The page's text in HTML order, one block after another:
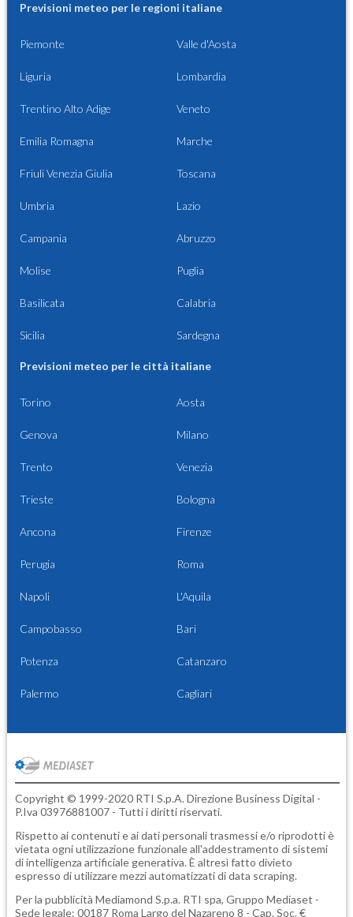
Previsioni meteo per le regioni italiane
Piemonte Valle d'Aosta
Liguria Lombardia
Trentino Alto Adige Veneto
Emilia Romagna Marche
Friuli Venezia Giulia Toscana
Umbria Lazio
Campania Abruzzo
Molise Puglia
Basilicata Calabria
Sicilia Sardegna
Previsioni meteo per le città italiane
Torino Aosta
Genova Milano
Trento Venezia
Trieste Bologna
Ancona Firenze
Perugia Roma
Napoli L'Aquila
Campobasso Bari
Potenza Catanzaro
Palermo Cagliari
Copyright © 1999-2020 RTI S.p.A. Direzione Business Digital -
P.Iva 03976881007 - Tutti i diritti riservati.
Rispetto ai contenuti e ai dati personali trasmessi e/o riprodotti è
vietata ogni utilizzazione funzionale all'addestramento di sistemi
di intelligenza artificiale generativa. È altresì fatto divieto
espresso di utilizzare mezzi automatizzati di data scraping.
Per la pubblicità Mediamond S.p.a. RTI spa, Gruppo Mediaset -
Sede legale: 00187 Roma Largo del Nazareno 8 - Cap. Soc. €